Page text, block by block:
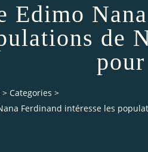
Edimo
de
> Categories >
Ferdinand intéresse les